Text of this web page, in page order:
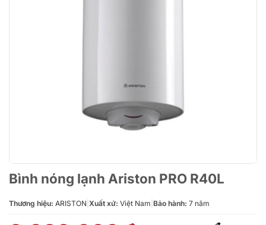
Bình nóng lạnh Ariston PRO R40L
Thương hiệu: ARISTON Xuất xứ: Việt Nam Bảo hành: 7 năm